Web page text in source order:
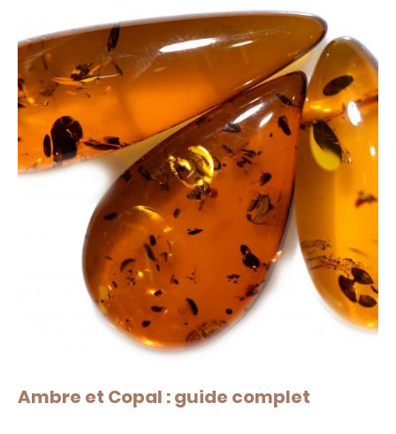
Ambre et Copal : guide complet